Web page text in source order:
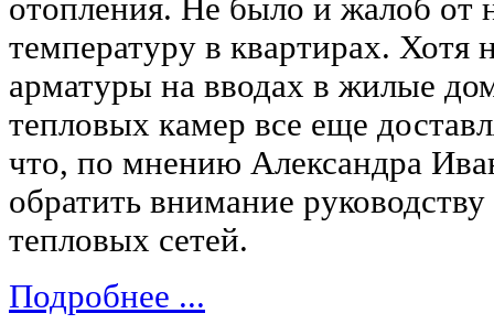
отопления. Не было и жалоб от
температуру в квартирах. Хотя
арматуры на вводах в жилые
тепловых камер все еще
что, по мнению Александра
обратить внимание
тепловых сетей.
Подробнее ...